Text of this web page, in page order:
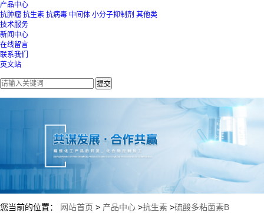
产品中心
抗肿瘤 抗生素 抗病毒 中间体 小分子抑制剂 其他类
技术服务
新闻中心
在线留言
联系我们
英文站
您当前的位置： 网站首页 > 产品中心 >抗生素 >硫酸多粘菌素B